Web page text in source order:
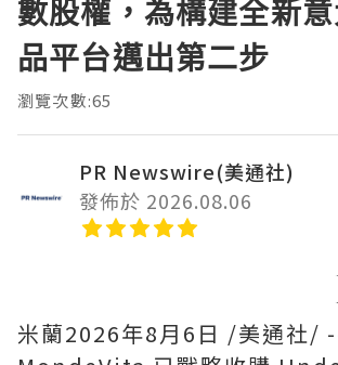
數股權，為構建全新
品平台邁出第二步
瀏覽次數:65
PR Newswire(美通社)
發佈於 2026.08.06
米蘭2026年8月6日 /美通社/